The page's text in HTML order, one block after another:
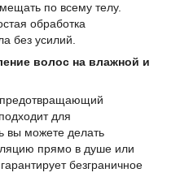
по всему телу.
обработка
без усилий.
волос на влажной и
предотвращающий
для
вы можете делать
прямо в душе или
безграничное